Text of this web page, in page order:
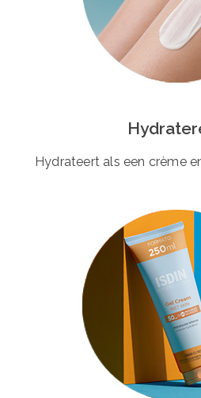
Hydrateert als een crème